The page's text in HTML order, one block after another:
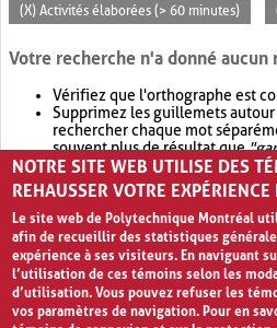
(X) Activités élaborées (> 60 minutes)
Votre recherche n'a donné aucun
Vérifiez que l'orthographe est
Supprimez les guillemets
rechercher chaque mot
souvent plus de résultat que
Envisagez d'élargir votre
retournera souvent plus de
NOTRE SITE WEB UTILISE DES
REHAUSSER VOTRE
Le site web de Polytechnique Montréal
afin de recueillir des statistiques
expérience à ses visiteurs. En naviguant
l’utilisation de ces témoins selon les
d’utilisation. Vous pouvez refuser les
vos paramètres de navigation. Pour en